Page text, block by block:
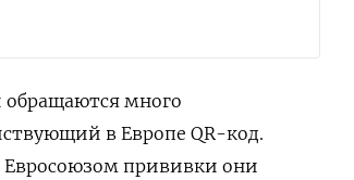
обращаются много
в Европе QR-код.
прививки они